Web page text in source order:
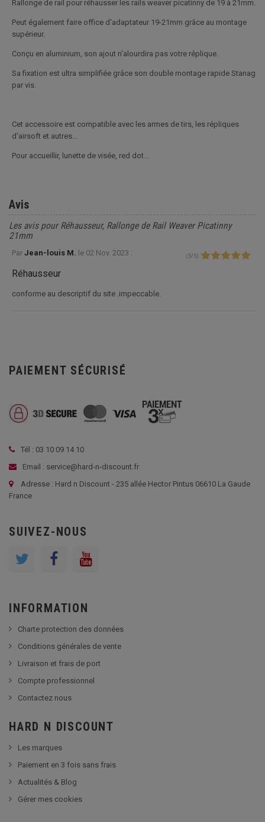
Rallonge de rail pour réhausser les rails weaver picatinny de 19 à 21mm.
Peut également faire office d'adaptateur 19-21mm grâce au montage
supérieur.
Conçu en aluminium, son ajout n'alourdira pas votre réplique.
Sa fixation est ultra simplifiée grâce son double montage rapide Stanag
par vis.
Cet accessoire est compatible avec les armes de tirs, les répliques
d'airsoft et autres...
Pour accueillir, lunette de visée, red dot...
Avis
Les avis pour Réhausseur, Rallonge de Rail Weaver Picatinny
21mm
Par Jean-louis M. le 02 Nov. 2023 : ( 5/ 5)
Réhausseur
conforme au descriptif du site .impeccable.
PAIEMENT SÉCURISÉ
Tél : 03 10 09 14 10
Email : service@hard-n-discount.fr
Adresse : Hard n Discount - 235 allée Hector Pintus 06610 La Gaude
France
SUIVEZ-NOUS
INFORMATION
Charte protection des données
Conditions générales de vente
Livraison et frais de port
Compte professionnel
Contactez nous
HARD N DISCOUNT
Les marques
Paiement en 3 fois sans frais
Actualités & Blog
Gérer mes cookies